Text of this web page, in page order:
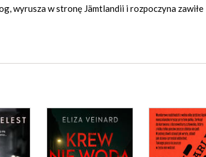
wyrusza w stronę Jämtlandii i rozpoczyna zawiłe